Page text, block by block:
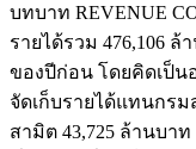
บทบาท REVENUE
รายได้รวม 476,106
ของปีก่อน โดยคิดเป็น
จัดเก็บรายได้แทนกรม
สามิต 43,725 ล้านบา